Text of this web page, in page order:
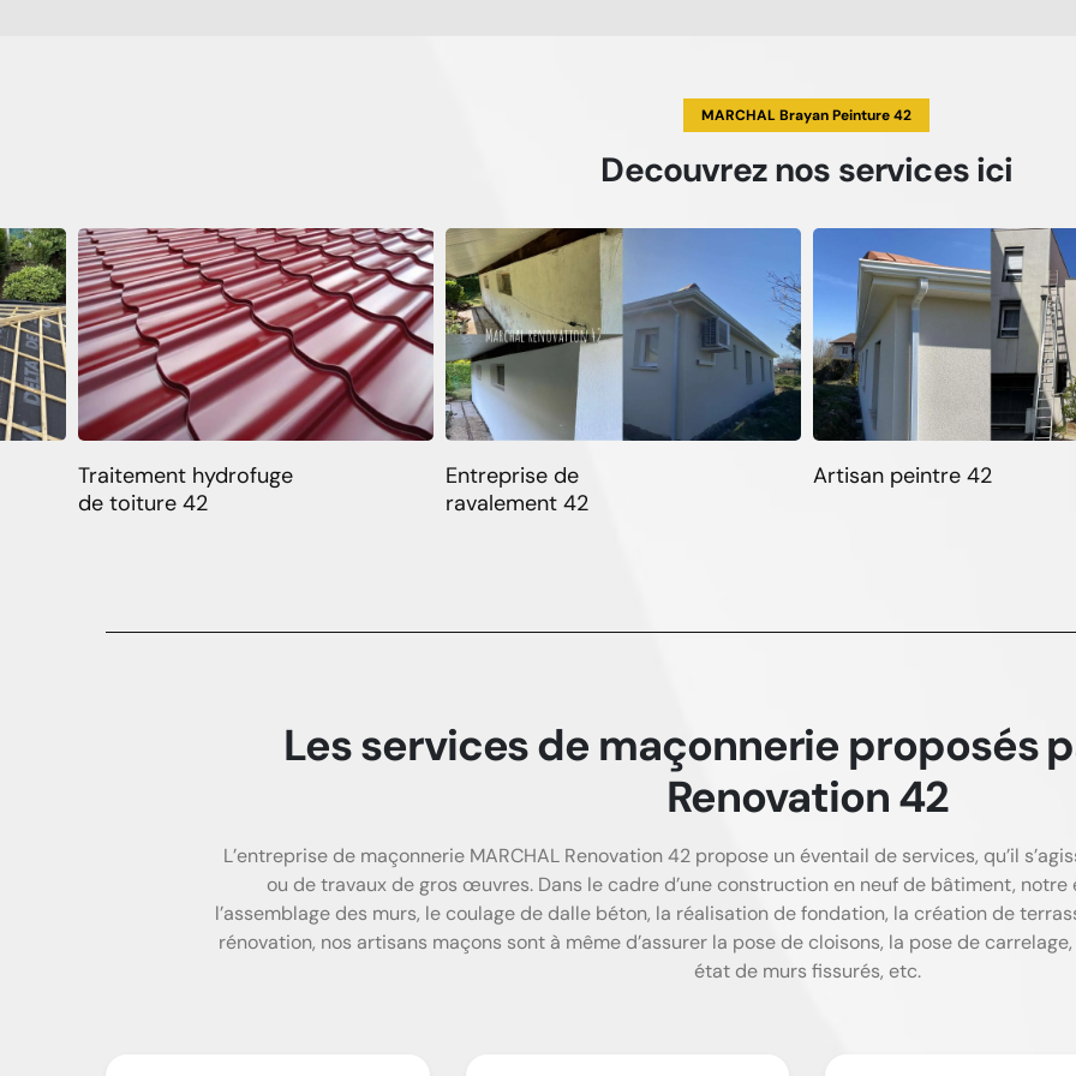
MARCHAL Brayan Peinture 42
Decouvreznos servicesici
Traitement hydrofuge
de toiture 42
Entreprise de
ravalement 42
Artisan peintre 42
Les services de maçonnerie proposés
Renovation 42
L’entreprise de maçonnerie MARCHAL Renovation 42 propose un éventail de services, qu’il
ou de travaux de gros œuvres. Dans le cadre d’une construction en neuf de bâtiment,
l’assemblage des murs, le coulage de dalle béton, la réalisation de fondation, la création de
rénovation, nos artisans maçons sont à même d’assurer la pose de cloisons, la pose de
état de murs fissurés, etc.